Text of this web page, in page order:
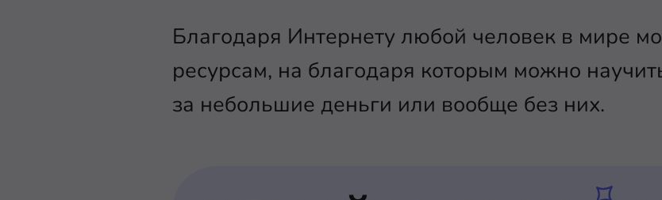
Благодаря Интернету любой человек в мире
ресурсам, на благодаря которым можно
за небольшие деньги или вообще без них.